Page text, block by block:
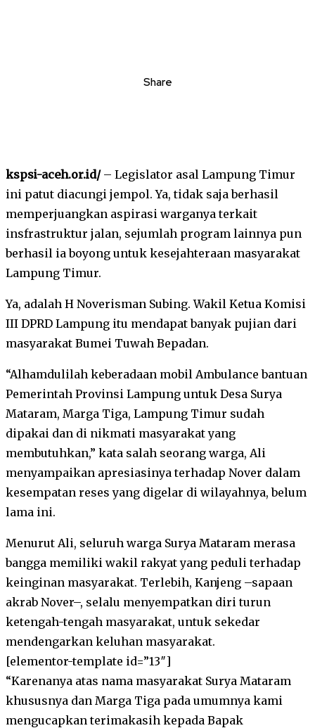
Share
kspsi-aceh.or.id/– Legislator asal Lampung Timur
ini patut diacungi jempol. Ya, tidak saja berhasil
memperjuangkan aspirasi warganya terkait
insfrastruktur jalan, sejumlah program lainnya pun
berhasil ia boyong untuk kesejahteraan masyarakat
Lampung Timur.
Ya, adalah H Noverisman Subing. Wakil Ketua Komisi
III DPRD Lampung itu mendapat banyak pujian dari
masyarakat Bumei Tuwah Bepadan.
“Alhamdulilah keberadaan mobil Ambulance bantuan
Pemerintah Provinsi Lampung untuk Desa Surya
Mataram, Marga Tiga, Lampung Timur sudah
dipakai dan di nikmati masyarakat yang
membutuhkan,” kata salah seorang warga, Ali
menyampaikan apresiasinya terhadap Nover dalam
kesempatan reses yang digelar di wilayahnya, belum
lama ini.
Menurut Ali, seluruh warga Surya Mataram merasa
bangga memiliki wakil rakyat yang peduli terhadap
keinginan masyarakat. Terlebih, Kanjeng –sapaan
akrab Nover–, selalu menyempatkan diri turun
ketengah-tengah masyarakat, untuk sekedar
mendengarkan keluhan masyarakat.
[elementor-template id=”13″]
“Karenanya atas nama masyarakat Surya Mataram
khususnya dan Marga Tiga pada umumnya kami
mengucapkan terimakasih kepada Bapak